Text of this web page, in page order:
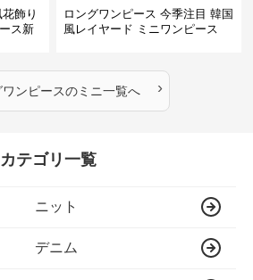
飾り
ス新
ロングワンピース 今季注目 韓国
風レイヤード ミニワンピース
ワンピースのミニ一覧へ ›
テゴリ一覧
ニット
デニム